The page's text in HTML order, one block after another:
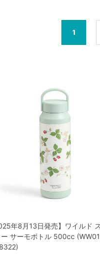
1
年8月13日発売】ワイルド
サーモボトル 500cc